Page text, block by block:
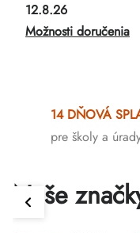
12.8.26
Možnosti doručenia
14 DŇOVÁ
pre školy a
Naše